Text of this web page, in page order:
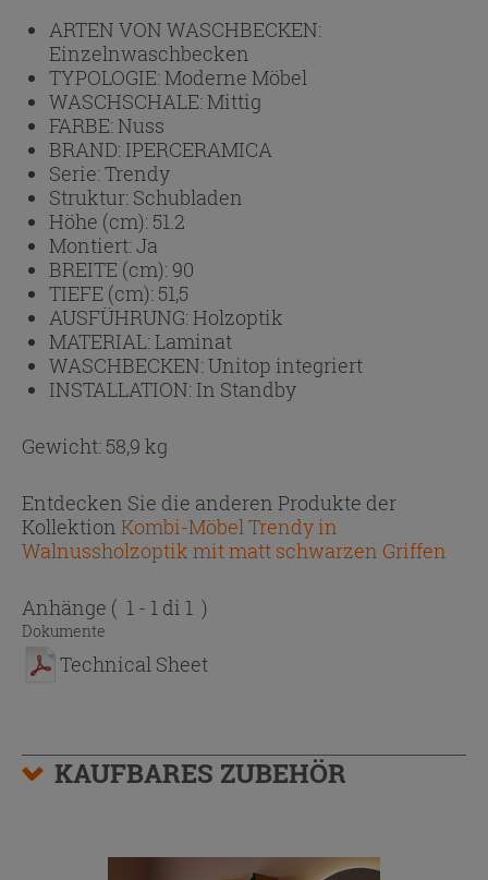
ARTEN VON WASCHBECKEN:
Einzelnwaschbecken
TYPOLOGIE:Moderne Möbel
WASCHSCHALE:Mittig
FARBE:Nuss
BRAND: IPERCERAMICA
Serie:Trendy
Struktur: Schubladen
Höhe (cm): 51.2
Montiert:Ja
BREITE (cm): 90
TIEFE (cm): 51,5
AUSFÜHRUNG:Holzoptik
MATERIAL:Laminat
WASCHBECKEN:Unitop integriert
INSTALLATION: In Standby
Gewicht: 58,9 kg
Entdecken Sie die anderen Produkte der
Kollektion Kombi-Möbel Trendy in
Walnussholzoptik mit matt schwarzen Griffen
Anhänge ( 1 - 1 di 1 )
Dokumente
Technical Sheet
KAUFBARES ZUBEHÖR